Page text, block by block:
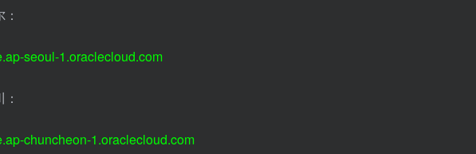
seoul-1.oraclecloud.com
chuncheon-1.oraclecloud.com